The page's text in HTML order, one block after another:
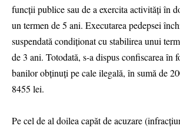
funcții publice sau de a exercita activități în
un termen de 5 ani. Executarea pedepsei
suspendată condiționat cu stabilirea unui
de 3 ani. Totodată, s-a dispus confiscarea în
banilor obținuți pe cale ilegală, în sumă de
8455 lei.
Pe cel de al doilea capăt de acuzare